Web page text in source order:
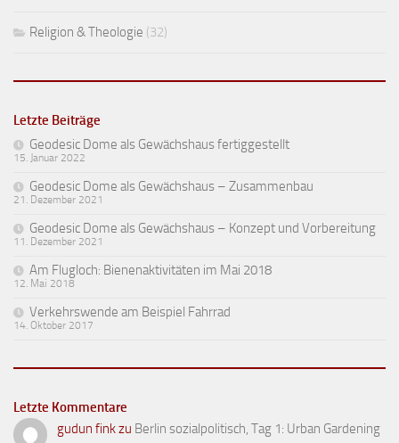
Religion & Theologie (32)
Letzte Beiträge
Geodesic Dome als Gewächshaus fertiggestellt
15. Januar 2022
Geodesic Dome als Gewächshaus – Zusammenbau
21. Dezember 2021
Geodesic Dome als Gewächshaus – Konzept und Vorbereitung
11. Dezember 2021
Am Flugloch: Bienenaktivitäten im Mai 2018
12. Mai 2018
Verkehrswende am Beispiel Fahrrad
14. Oktober 2017
Letzte Kommentare
gudun finkzu Berlin sozialpolitisch, Tag 1: Urban Gardening